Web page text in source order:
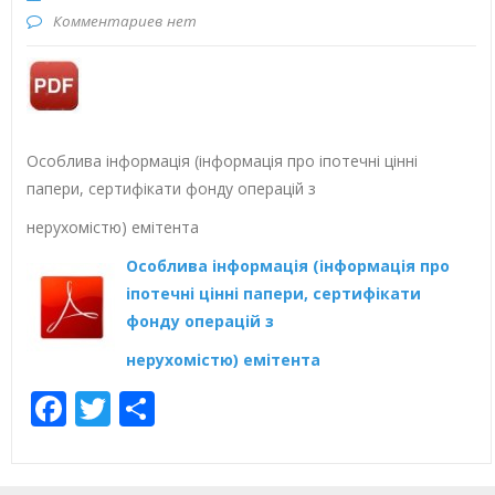
Комментариев нет
Особлива інформація (інформація про іпотечні цінні
папери, сертифікати фонду операцій з
нерухомістю) емітента
Особлива інформація (інформація про
іпотечні цінні папери, сертифікати
фонду операцій з
нерухомістю) емітента
Facebook
Twitter
Отправить